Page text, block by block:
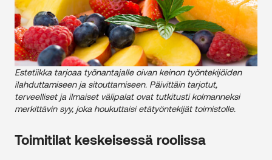
Estetiikka tarjoaa työnantajalle oivan keinon työntekijöiden
ilahduttamiseen ja sitouttamiseen. Päivittäin tarjotut,
terveelliset ja ilmaiset välipalat ovat tutkitusti kolmanneksi
merkittävin syy, joka houkuttaisi etätyöntekijät toimistolle.
Toimitilat keskeisessä roolissa